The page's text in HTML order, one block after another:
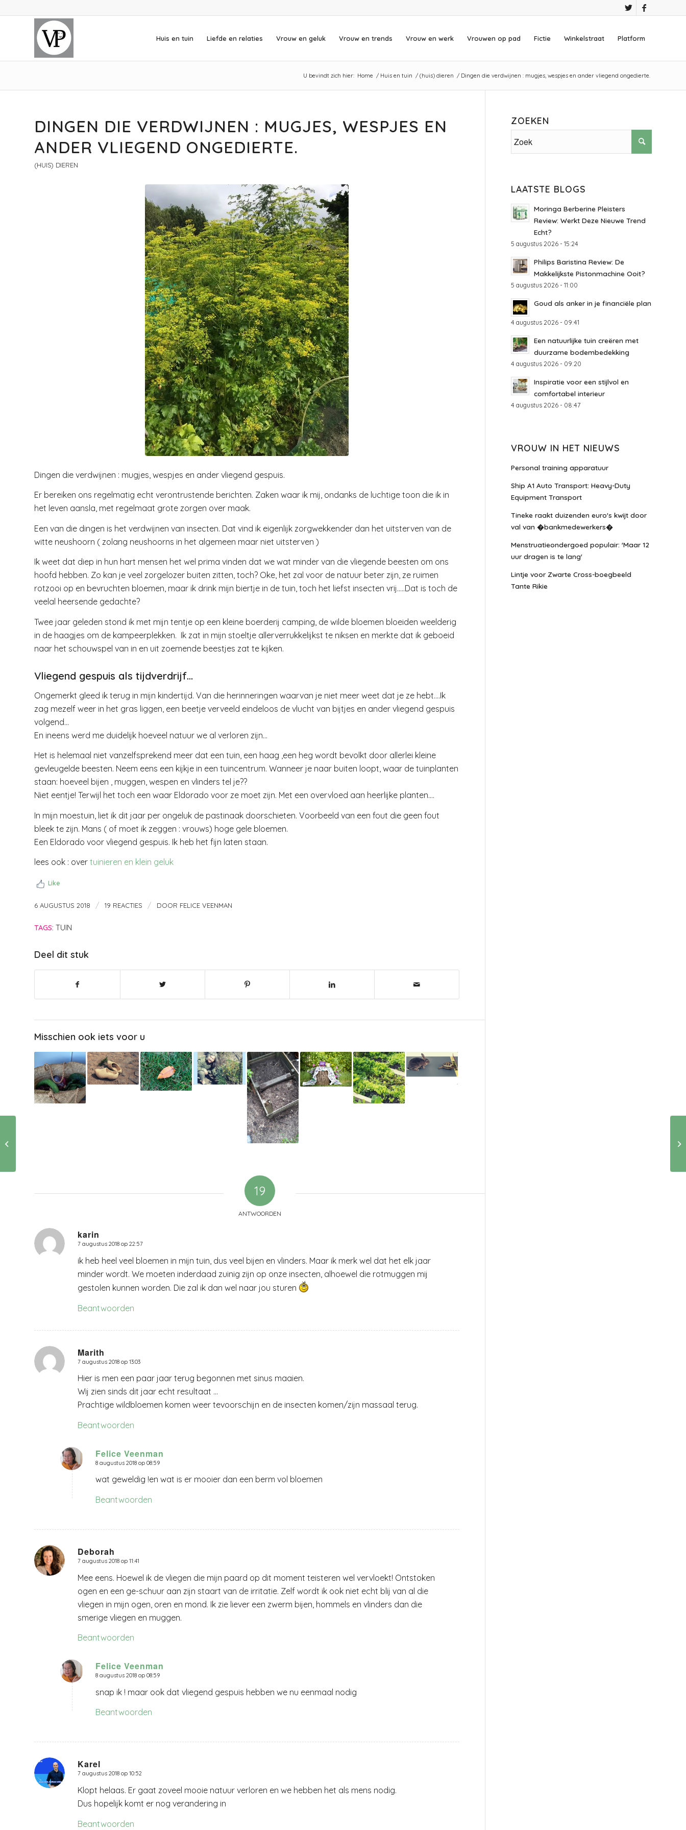
Huis en tuin Liefde en relaties Vrouw en geluk Vrouw en trends Vrouw en werk Vrouwen op pad Fictie Winkelstraat Platform
U bevindt zich hier: Home / Huis en tuin / (huis) dieren / Dingen die verdwijnen : mugjes, wespjes en ander vliegend ongedierte.
DINGEN DIE VERDWIJNEN : MUGJES, WESPJES EN
ANDER VLIEGEND ONGEDIERTE.
(HUIS) DIEREN
Dingen die verdwijnen : mugjes, wespjes en ander vliegend gespuis.
Er bereiken ons regelmatig echt verontrustende berichten. Zaken waar ik mij, ondanks de luchtige toon die ik in
het leven aansla, met regelmaat grote zorgen over maak.
Een van die dingen is het verdwijnen van insecten. Dat vind ik eigenlijk zorgwekkender dan het uitsterven van de
witte neushoorn ( zolang neushoorns in het algemeen maar niet uitsterven )
Ik weet dat diep in hun hart mensen het wel prima vinden dat we wat minder van die vliegende beesten om ons
hoofd hebben. Zo kan je veel zorgelozer buiten zitten, toch? Oke, het zal voor de natuur beter zijn, ze ruimen
rotzooi op en bevruchten bloemen, maar ik drink mijn biertje in de tuin, toch het liefst insecten vrij…..Dat is toch de
veelal heersende gedachte?
Twee jaar geleden stond ik met mijn tentje op een kleine boerderij camping, de wilde bloemen bloeiden weelderig
in de haagjes om de kampeerplekken. Ik zat in mijn stoeltje allerverrukkelijkst te niksen en merkte dat ik geboeid
naar het schouwspel van in en uit zoemende beestjes zat te kijken.
Vliegend gespuis als tijdverdrijf…
Ongemerkt gleed ik terug in mijn kindertijd. Van die herinneringen waarvan je niet meer weet dat je ze hebt….Ik
zag mezelf weer in het gras liggen, een beetje verveeld eindeloos de vlucht van bijtjes en ander vliegend gespuis
volgend…
En ineens werd me duidelijk hoeveel natuur we al verloren zijn…
Het is helemaal niet vanzelfsprekend meer dat een tuin, een haag ,een heg wordt bevolkt door allerlei kleine
gevleugelde beesten. Neem eens een kijkje in een tuincentrum. Wanneer je naar buiten loopt, waar de tuinplanten
staan: hoeveel bijen , muggen, wespen en vlinders tel je??
Niet eentje! Terwijl het toch een waar Eldorado voor ze moet zijn. Met een overvloed aan heerlijke planten….
In mijn moestuin, liet ik dit jaar per ongeluk de pastinaak doorschieten. Voorbeeld van een fout die geen fout
bleek te zijn. Mans ( of moet ik zeggen : vrouws) hoge gele bloemen.
Een Eldorado voor vliegend gespuis. Ik heb het fijn laten staan.
lees ook : over tuinieren en klein geluk
Like
6 AUGUSTUS 2018 / 19 REACTIES / DOOR FELICE VEENMAN
TAGS: TUIN
Deel dit stuk
Misschien ook iets voor u
19
ANTWOORDEN
karin
zegt:
7 augustus 2018 op 22:57
ik heb heel veel bloemen in mijn tuin, dus veel bijen en vlinders. Maar ik merk wel dat het elk jaar
minder wordt. We moeten inderdaad zuinig zijn op onze insecten, alhoewel die rotmuggen mij
gestolen kunnen worden. Die zal ik dan wel naar jou sturen
Beantwoorden
Marith
zegt:
7 augustus 2018 op 13:03
Hier is men een paar jaar terug begonnen met sinus maaien.
Wij zien sinds dit jaar echt resultaat …
Prachtige wildbloemen komen weer tevoorschijn en de insecten komen/zijn massaal terug.
Beantwoorden
Felice Veenman
zegt:
8 augustus 2018 op 08:59
wat geweldig !en wat is er mooier dan een berm vol bloemen
Beantwoorden
Deborah
zegt:
7 augustus 2018 op 11:41
Mee eens. Hoewel ik de vliegen die mijn paard op dit moment teisteren wel vervloekt! Ontstoken
ogen en een ge-schuur aan zijn staart van de irritatie. Zelf wordt ik ook niet echt blij van al die
vliegen in mijn ogen, oren en mond. Ik zie liever een zwerm bijen, hommels en vlinders dan die
smerige vliegen en muggen.
Beantwoorden
Felice Veenman
zegt:
8 augustus 2018 op 08:59
snap ik ! maar ook dat vliegend gespuis hebben we nu eenmaal nodig
Beantwoorden
Karel
zegt:
7 augustus 2018 op 10:52
Klopt helaas. Er gaat zoveel mooie natuur verloren en we hebben het als mens nodig.
Dus hopelijk komt er nog verandering in
Beantwoorden
ZOEKEN
LAATSTE BLOGS
Moringa Berberine Pleisters
Review: Werkt Deze Nieuwe Trend
Echt?
5 augustus 2026 - 15:24
Philips Baristina Review: De
Makkelijkste Pistonmachine Ooit?
5 augustus 2026 - 11:00
Goud als anker in je financiële plan
4 augustus 2026 - 09:41
Een natuurlijke tuin creëren met
duurzame bodembedekking
4 augustus 2026 - 09:20
Inspiratie voor een stijlvol en
comfortabel interieur
4 augustus 2026 - 08:47
VROUW IN HET NIEUWS
Personal training apparatuur
Ship A1 Auto Transport: Heavy-Duty
Equipment Transport
Tineke raakt duizenden euro's kwijt door
val van �bankmedewerkers�
Menstruatieondergoed populair: 'Maar 12
uur dragen is te lang'
Lintje voor Zwarte Cross-boegbeeld
Tante Rikie